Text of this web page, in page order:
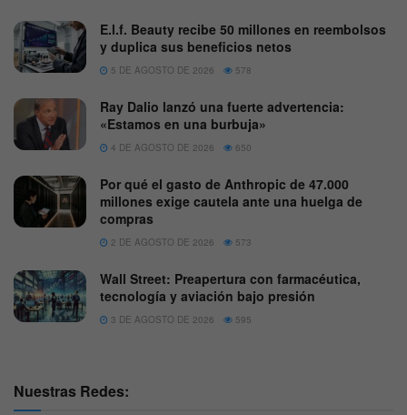
E.l.f. Beauty recibe 50 millones en reembolsos
y duplica sus beneficios netos
5 DE AGOSTO DE 2026 578
Ray Dalio lanzó una fuerte advertencia:
«Estamos en una burbuja»
4 DE AGOSTO DE 2026 650
Por qué el gasto de Anthropic de 47.000
millones exige cautela ante una huelga de
compras
2 DE AGOSTO DE 2026 573
Wall Street: Preapertura con farmacéutica,
tecnología y aviación bajo presión
3 DE AGOSTO DE 2026 595
Nuestras Redes: